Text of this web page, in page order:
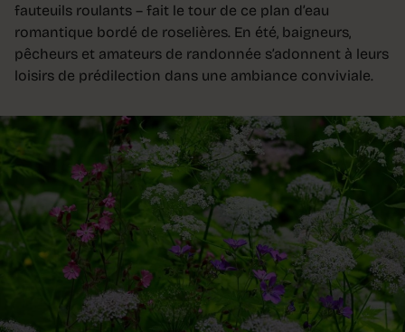
fauteuils roulants – fait le tour de ce plan d’eau
romantique bordé de roselières. En été, baigneurs,
pêcheurs et amateurs de randonnée s’adonnent à leurs
loisirs de prédilection dans une ambiance conviviale.